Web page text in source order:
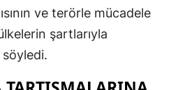
ve terörle mücadele
şartlarıyla
söyledi.